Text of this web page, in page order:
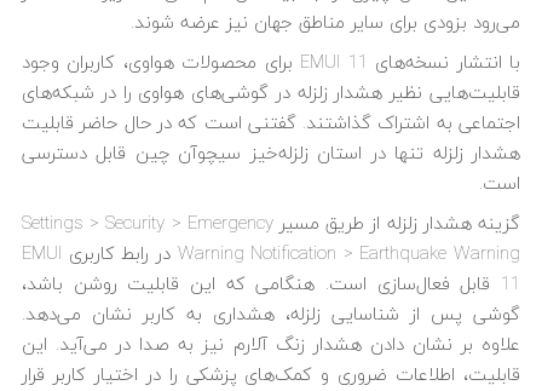
می‌رود بزودی برای سایر مناطق جهان نیز عرضه شوند.
با انتشار نسخه‌های EMUI 11‌ برای محصولات هواوی، کاربران وجود
قابلیت‌هایی نظیر هشدار زلزله در گوشی‌های هواوی را در شبکه‌های
اجتماعی به اشتراک گذاشتند. گفتنی است که در حال حاضر قابلیت
هشدار زلزله تنها در استان زلزله‌خیز سیچوآن چین قابل دسترسی
است.
گزینه هشدار زلزله از طریق مسیر Settings > Security > Emergency
Warning Notification > Earthquake Warning در رابط کاربری EMUI
11 قابل فعال‌سازی است. هنگامی که این قابلیت روشن باشد،
گوشی پس از شناسایی زلزله، هشداری به کاربر نشان می‌دهد.
علاوه بر نشان دادن هشدار زنگ آلارم نیز به صدا در می‌آید. این
قابلیت، اطلاعات ضروری و کمک‌های پزشکی را در اختیار کاربر قرار